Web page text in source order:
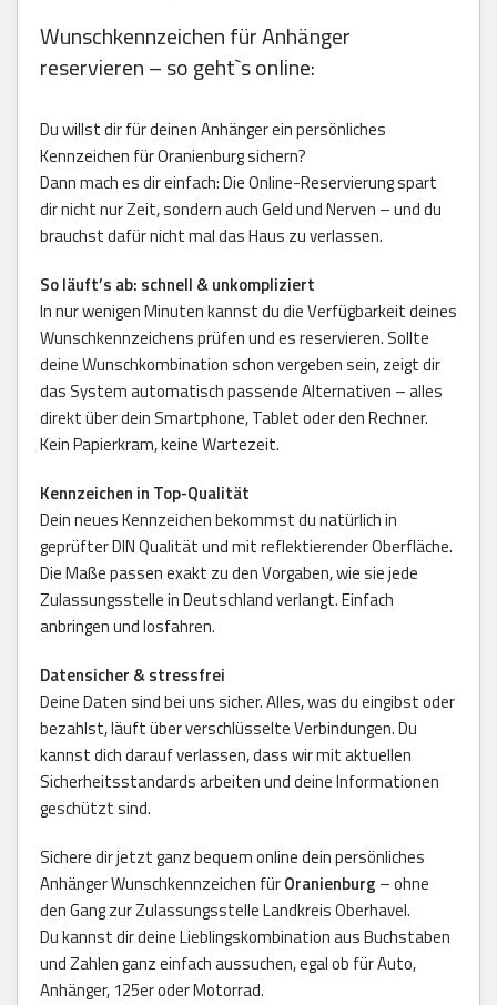
Wunschkennzeichen für Anhänger
reservieren – so geht`s online:
Du willst dir für deinen Anhänger ein persönliches
Kennzeichen für Oranienburg sichern?
Dann mach es dir einfach: Die Online-Reservierung spart
dir nicht nur Zeit, sondern auch Geld und Nerven – und du
brauchst dafür nicht mal das Haus zu verlassen.
So läuft’s ab: schnell & unkompliziert
In nur wenigen Minuten kannst du die Verfügbarkeit deines
Wunschkennzeichens prüfen und es reservieren. Sollte
deine Wunschkombination schon vergeben sein, zeigt dir
das System automatisch passende Alternativen – alles
direkt über dein Smartphone, Tablet oder den Rechner.
Kein Papierkram, keine Wartezeit.
Kennzeichen in Top-Qualität
Dein neues Kennzeichen bekommst du natürlich in
geprüfter DIN Qualität und mit reflektierender Oberfläche.
Die Maße passen exakt zu den Vorgaben, wie sie jede
Zulassungsstelle in Deutschland verlangt. Einfach
anbringen und losfahren.
Datensicher & stressfrei
Deine Daten sind bei uns sicher. Alles, was du eingibst oder
bezahlst, läuft über verschlüsselte Verbindungen. Du
kannst dich darauf verlassen, dass wir mit aktuellen
Sicherheitsstandards arbeiten und deine Informationen
geschützt sind.
Sichere dir jetzt ganz bequem online dein persönliches
Anhänger Wunschkennzeichen fürOranienburg – ohne
den Gang zur Zulassungsstelle Landkreis Oberhavel.
Du kannst dir deine Lieblingskombination aus Buchstaben
und Zahlen ganz einfach aussuchen, egal ob für Auto,
Anhänger, 125er oder Motorrad.